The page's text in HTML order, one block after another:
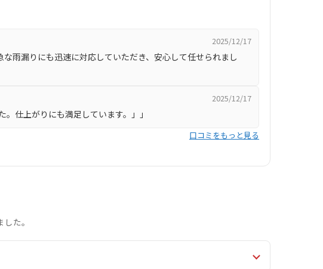
2025/12/17
雨漏りにも迅速に対応していただき、安心して任せられまし
2025/12/17
。仕上がりにも満足しています。」」
口コミをもっと見る
た。